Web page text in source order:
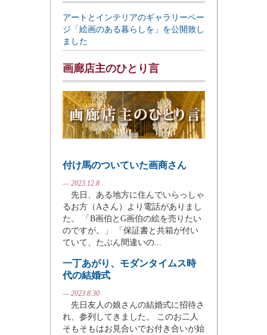
アートとインテリアのギャラリーペー
ジ「絵画のある暮らしを」を公開致し
ました
画廊店主のひとり言
付け馬のついていた画商さん
— 2023.12.8
先日、ある地方に住んでいらっしゃ
るお方（Aさん）より電話がありまし
た。 「B画伯とG画伯の絵を売りたい
のですが。」 「保証書と共箱が付い
ていて、たぶん間違いの...
一丁あがり、モダンタイムス時
代の結婚式
— 2023.8.30
先日友人の娘さんの結婚式に招待さ
れ、参列してきました。 このお二人
そもそもはお見合いでお付き合いが始